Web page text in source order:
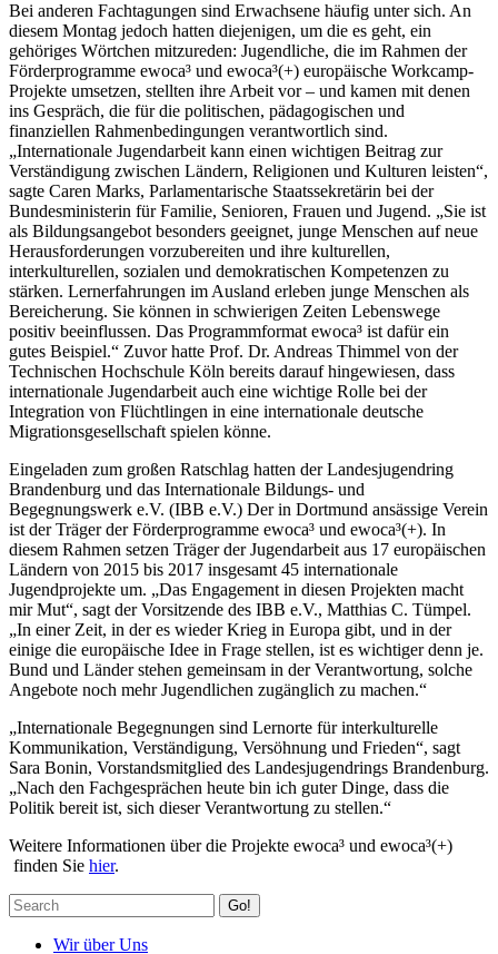
Bei anderen Fachtagungen sind Erwachsene häufig unter sich. An
diesem Montag jedoch hatten diejenigen, um die es geht, ein
gehöriges Wörtchen mitzureden: Jugendliche, die im Rahmen der
Förderprogramme ewoca³ und ewoca³(+) europäische Workcamp-
Projekte umsetzen, stellten ihre Arbeit vor – und kamen mit denen
ins Gespräch, die für die politischen, pädagogischen und
finanziellen Rahmenbedingungen verantwortlich sind.
„Internationale Jugendarbeit kann einen wichtigen Beitrag zur
Verständigung zwischen Ländern, Religionen und Kulturen leisten“,
sagte Caren Marks, Parlamentarische Staatssekretärin bei der
Bundesministerin für Familie, Senioren, Frauen und Jugend. „Sie ist
als Bildungsangebot besonders geeignet, junge Menschen auf neue
Herausforderungen vorzubereiten und ihre kulturellen,
interkulturellen, sozialen und demokratischen Kompetenzen zu
stärken. Lernerfahrungen im Ausland erleben junge Menschen als
Bereicherung. Sie können in schwierigen Zeiten Lebenswege
positiv beeinflussen. Das Programmformat ewoca³ ist dafür ein
gutes Beispiel.“ Zuvor hatte Prof. Dr. Andreas Thimmel von der
Technischen Hochschule Köln bereits darauf hingewiesen, dass
internationale Jugendarbeit auch eine wichtige Rolle bei der
Integration von Flüchtlingen in eine internationale deutsche
Migrationsgesellschaft spielen könne.
Eingeladen zum großen Ratschlag hatten der Landesjugendring
Brandenburg und das Internationale Bildungs- und
Begegnungswerk e.V. (IBB e.V.) Der in Dortmund ansässige Verein
ist der Träger der Förderprogramme ewoca³ und ewoca³(+). In
diesem Rahmen setzen Träger der Jugendarbeit aus 17 europäischen
Ländern von 2015 bis 2017 insgesamt 45 internationale
Jugendprojekte um. „Das Engagement in diesen Projekten macht
mir Mut“, sagt der Vorsitzende des IBB e.V., Matthias C. Tümpel.
„In einer Zeit, in der es wieder Krieg in Europa gibt, und in der
einige die europäische Idee in Frage stellen, ist es wichtiger denn je.
Bund und Länder stehen gemeinsam in der Verantwortung, solche
Angebote noch mehr Jugendlichen zugänglich zu machen.“
„Internationale Begegnungen sind Lernorte für interkulturelle
Kommunikation, Verständigung, Versöhnung und Frieden“, sagt
Sara Bonin, Vorstandsmitglied des Landesjugendrings Brandenburg.
„Nach den Fachgesprächen heute bin ich guter Dinge, dass die
Politik bereit ist, sich dieser Verantwortung zu stellen.“
Weitere Informationen über die Projekte ewoca³ und ewoca³(+)
finden Sie hier.
Go!
Wir über Uns